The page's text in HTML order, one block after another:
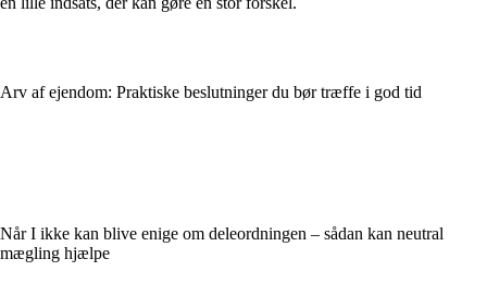
Arv af ejendom: Praktiske beslutninger du bør træffe i god tid
Når I ikke kan blive enige om deleordningen – sådan kan neutral
mægling hjælpe